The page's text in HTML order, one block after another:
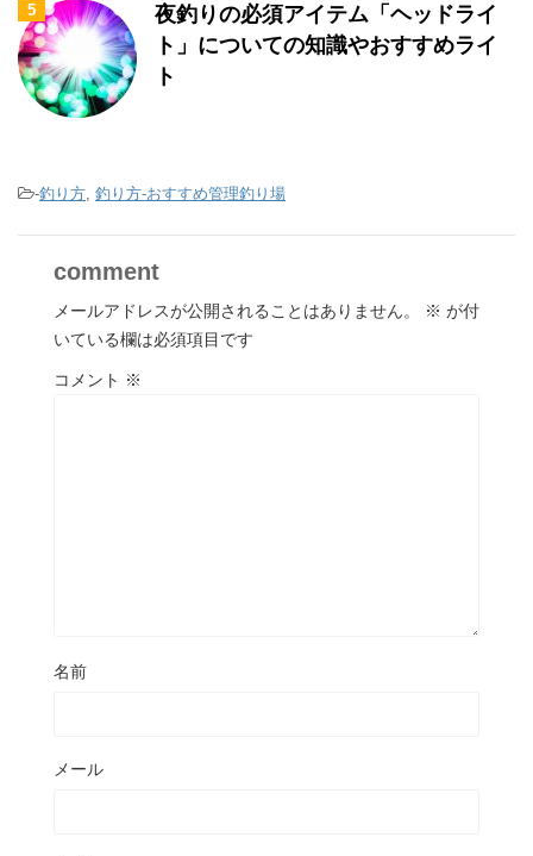
5
夜釣りの必須アイテム「ヘッドライ
ト」についての知識やおすすめライ
ト
-釣り方, 釣り方-おすすめ管理釣り場
comment
メールアドレスが公開されることはありません。 ※ が付
いている欄は必須項目です
コメント ※
名前
メール